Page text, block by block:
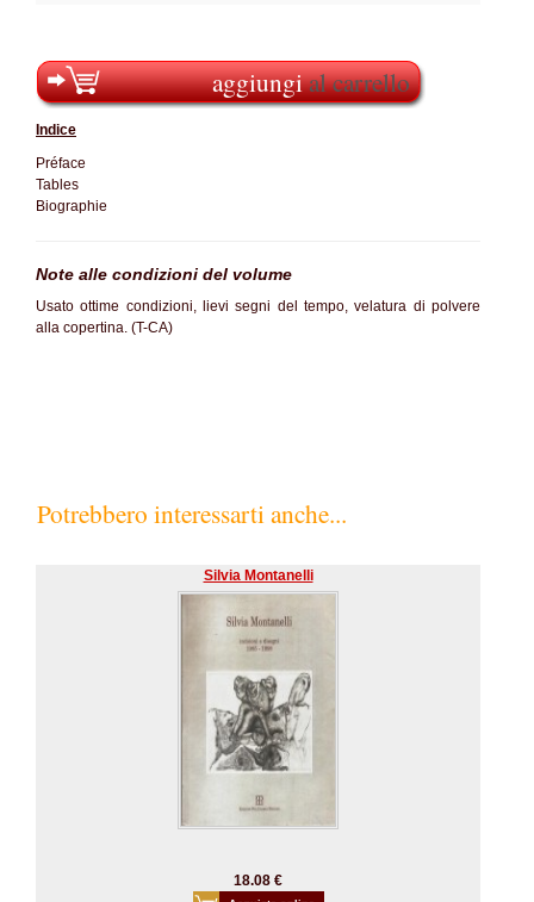
aggiungial carrello
Indice
Préface
Tables
Biographie
Note alle condizioni del volume
Usato ottime condizioni, lievi segni del tempo, velatura di polvere
alla copertina. (T-CA)
Potrebbero interessarti anche...
Silvia Montanelli
18.08 €